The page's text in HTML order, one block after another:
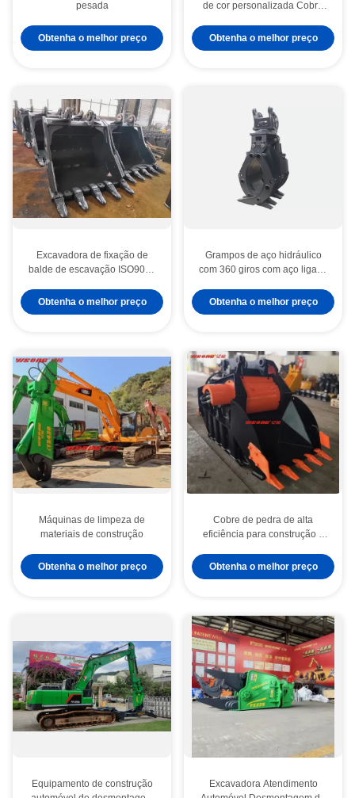
pesada
Obtenha o melhor preço
de cor personalizada Cobre
de alta durabilidade
Equipamento pesado
Obtenha o melhor preço
Excavadora de fixação de
balde de escavação ISO9001
Obtenha o melhor preço
Grampos de aço hidráulico
com 360 giros com aço ligado
Obtenha o melhor preço
Máquinas de limpeza de
materiais de construção
Obtenha o melhor preço
Cobre de pedra de alta
eficiência para construção e
Obtenha o melhor preço
Equipamento de construção
Excavadora Atendimento